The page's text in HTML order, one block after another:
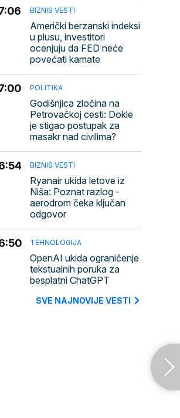
BIZNIS VESTI
Američki berzanski indeksi
u plusu, investitori
ocenjuju da FED neće
povećati kamate
POLITIKA
Godišnjica zločina na
Petrovačkoj cesti: Dokle
je stigao postupak za
masakr nad civilima?
BIZNIS VESTI
Ryanair ukida letove iz
Niša: Poznat razlog -
aerodrom čeka ključan
odgovor
TEHNOLOGIJA
OpenAI ukida ograničenje
tekstualnih poruka za
besplatni ChatGPT
SVE NAJNOVIJE VESTI